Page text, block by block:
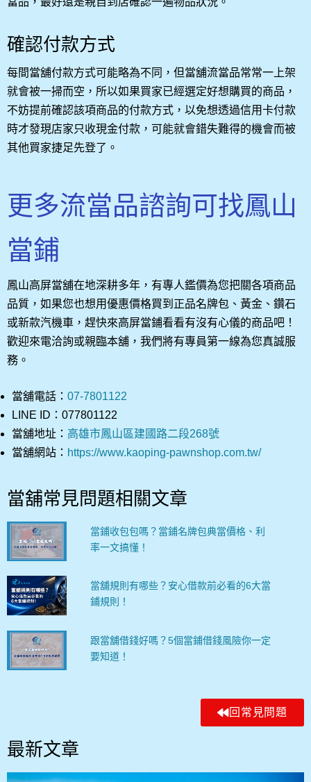
確認付款方式
每間當舖付款方式可能略為不同，但當舖流當品常常一上架
就會被一掃而空，所以如果買家已經選定好想購買的商品，
不妨提前確認該項商品的付款方式，以免想透過信用卡付款
時才發現店家只收現金付款，可能就會錯失難得的機會而被
其他買家捷足先登了。
更多流當品諮詢可找鳳山
當鋪
鳳山高屏當舖在地深耕多年，有專人鑑價為您把關各項商品
品質，如果您也想用優惠價格買到正品名牌包、黃金、鑽石
或新款汽機車，趕快來高屏當鋪看看有沒有心儀的商品吧！
歡迎來電洽詢或親臨本舖，我們將有專員第一線為您真誠服
務。
當舖電話： 07-7801122
LINE ID：077801122
當舖地址： 高雄市鳳山區建國路二段268號
當舖網站： https://www.kaoping-pawnshop.com.tw/
當舖常見問題相關文章
當鋪收包包嗎？當鋪名牌包典當價格、利
率一文搞懂！
當舖規則有哪些？安心借款前必看的6大當
鋪規則！
跟當舖借錢好嗎？5個當鋪借錢風險你一定
要知道！
回常見問題
最新文章